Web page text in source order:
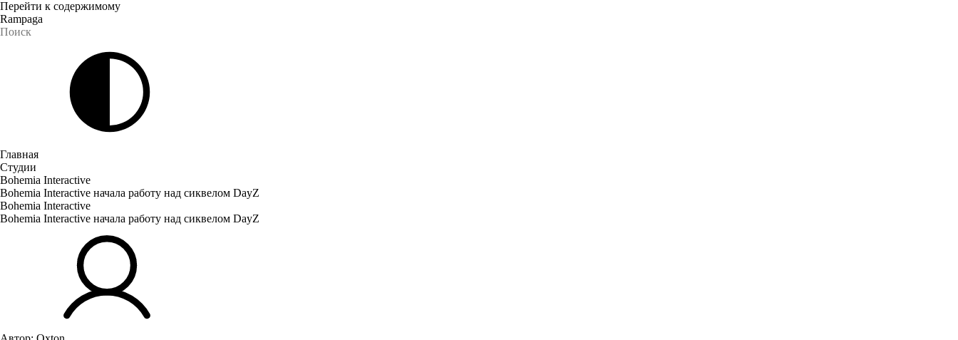
Перейти к содержимому
Rampaga
Главная
Студии
Bohemia Interactive
Bohemia Interactive начала работу над сиквелом DayZ
Bohemia Interactive
Bohemia Interactive начала работу над сиквелом DayZ